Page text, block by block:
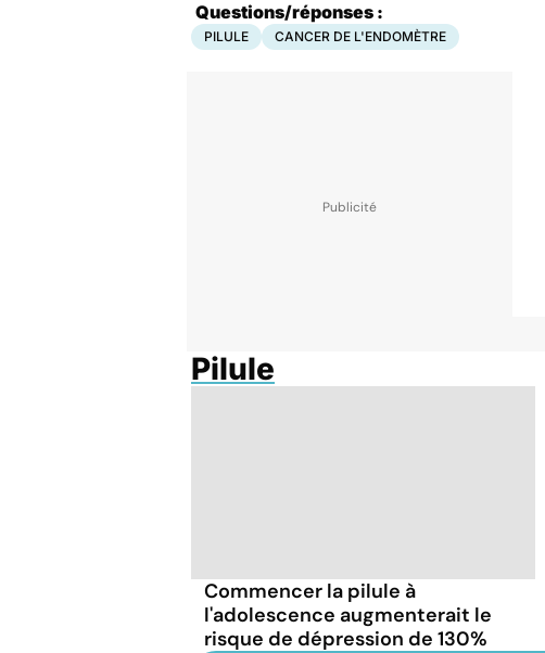
Questions/réponses :
PILULE CANCER DE L'ENDOMÈTRE
Pilule
Commencer la pilule à
l'adolescence augmenterait le
risque de dépression de 130%